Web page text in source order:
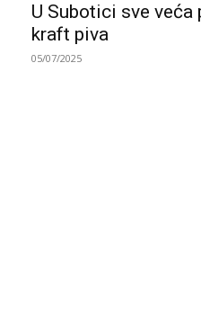
U Subotici sve veća
kraft piva
05/07/2025